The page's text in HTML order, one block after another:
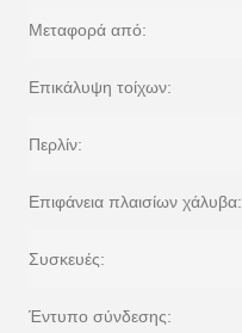
Μεταφορά από:
Επικάλυψη τοίχων:
Περλίν:
Επιφάνεια πλαισίων χάλυβα:
Συσκευές:
Έντυπο σύνδεσης: